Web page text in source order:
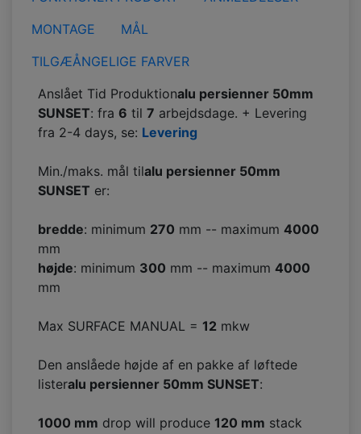
MONTAGE
MÅL
TILGÆÅNGELIGE FARVER
Anslået Tid Produktionalu persienner 50mm
SUNSET: fra 6 til 7 arbejdsdage. + Levering
fra 2-4 days, se: Levering
Min./maks. mål tilalu persienner 50mm
SUNSET er:
bredde: minimum 270 mm -- maximum 4000
mm
højde: minimum 300 mm -- maximum 4000
mm
Max SURFACE MANUAL = 12 mkw
Den anslåede højde af en pakke af løftede
listeralu persienner 50mm SUNSET:
1000 mm drop will produce 120 mm stack